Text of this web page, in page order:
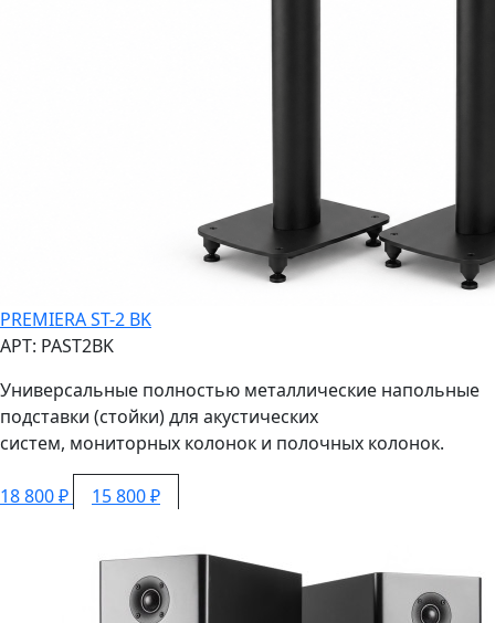
PREMIERA ST-2 BK
АРТ: PAST2BK
Универсальные полностью металлические напольные
подставки (стойки) для акустических
систем, мониторных колонок и полочных колонок.
18 800 ₽ 15 800 ₽